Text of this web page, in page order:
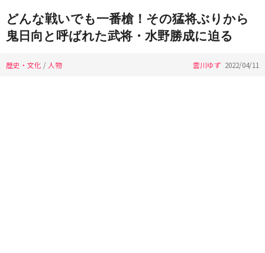
どんな戦いでも一番槍！その猛将ぶりから
鬼日向と呼ばれた武将・水野勝成に迫る
歴史・文化 / 人物 雲川ゆず 2022/04/11